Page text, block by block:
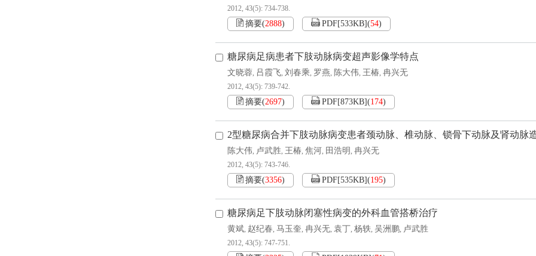
2012, 43(5): 734-738.
摘要(2888) PDF[533KB](54)
糖尿病足病患者下肢动脉病变超声影像学特点
文晓蓉, 吕霞飞, 刘春乘, 罗燕, 陈大伟, 王椿, 冉兴无
2012, 43(5): 739-742.
摘要(2697) PDF[873KB](174)
2型糖尿病合并下肢动脉病变患者颈动脉、椎动脉、锁骨下动脉及肾动脉
陈大伟, 卢武胜, 王椿, 焦河, 田浩明, 冉兴无
2012, 43(5): 743-746.
摘要(3356) PDF[535KB](195)
糖尿病足下肢动脉闭塞性病变的外科血管搭桥治疗
黄斌, 赵纪春, 马玉奎, 冉兴无, 袁丁, 杨轶, 吴洲鹏, 卢武胜
2012, 43(5): 747-751.